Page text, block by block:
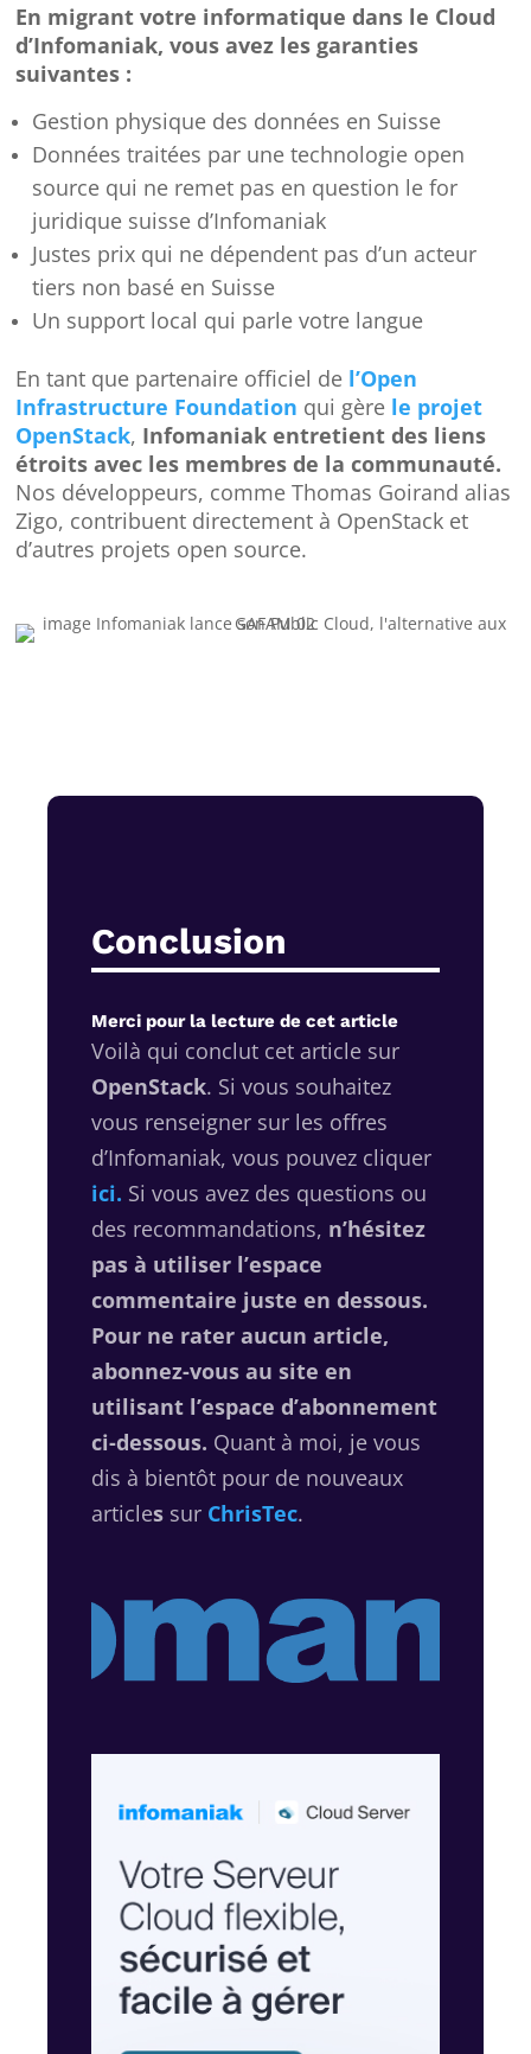
En migrant votre informatique dans le Cloud
d’Infomaniak, vous avez les garanties
suivantes :
Gestion physique des données en Suisse
Données traitées par une technologie open
source qui ne remet pas en question le for
juridique suisse d’Infomaniak
Justes prix qui ne dépendent pas d’un acteur
tiers non basé en Suisse
Un support local qui parle votre langue
En tant que partenaire officiel de l’Open
Infrastructure Foundation qui gère le projet
OpenStack, Infomaniak entretient des liens
étroits avec les membres de la communauté.
Nos développeurs, comme Thomas Goirand alias
Zigo, contribuent directement à OpenStack et
d’autres projets open source.
Conclusion
Merci pour la lecture de cet article
Voilà qui conclut cet article sur
OpenStack. Si vous souhaitez
vous renseigner sur les offres
d’Infomaniak, vous pouvez cliquer
ici. Si vous avez des questions ou
des recommandations, n’hésitez
pas à utiliser l’espace
commentaire juste en dessous.
Pour ne rater aucun article,
abonnez-vous au site en
utilisant l’espace d’abonnement
ci-dessous. Quant à moi, je vous
dis à bientôt pour de nouveaux
articles sur ChrisTec.